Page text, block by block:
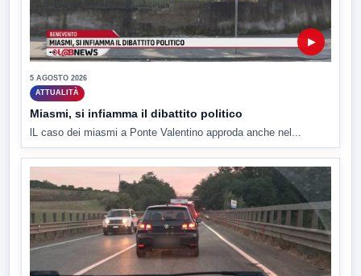
▶
5 AGOSTO 2026
ATTUALITÀ
Miasmi, si infiamma il dibattito politico
lL caso dei miasmi a Ponte Valentino approda anche nel...